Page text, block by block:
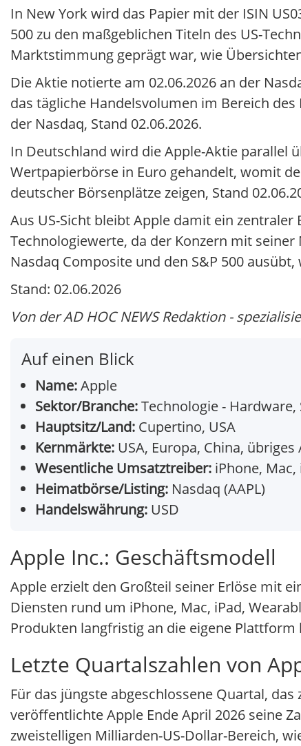
In New York wird das Papier mit der ISIN
500 zu den maßgeblichen Titeln des US-
Marktstimmung geprägt war, wie
Die Aktie notierte am 02.06.2026 an der
das tägliche Handelsvolumen im Bereich
der Nasdaq, Stand 02.06.2026.
In Deutschland wird die Apple-Aktie parallel
Wertpapierbörse in Euro gehandelt, womit
deutscher Börsenplätze zeigen, Stand
Aus US-Sicht bleibt Apple damit ein
Technologiewerte, da der Konzern mit
Nasdaq Composite und den S&P 500
Stand: 02.06.2026
Von der AD HOC NEWS Redaktion -
Auf einen Blick
Name:Apple
Sektor/Branche:Technologie -
Hauptsitz/Land: Cupertino, USA
Kernmärkte: USA, Europa, China, übriges
Wesentliche Umsatztreiber: iPhone, Mac,
Heimatbörse/Listing: Nasdaq (AAPL)
Handelswährung: USD
Apple Inc.: Geschäftsmodell
Apple erzielt den Großteil seiner Erlöse mit
Diensten rund um iPhone, Mac, iPad,
Produkten langfristig an die eigene Plattform
Letzte Quartalszahlen von
Für das jüngste abgeschlossene Quartal,
veröffentlichte Apple Ende April 2026 seine
zweistelligen Milliarden-US-Dollar-Bereich,